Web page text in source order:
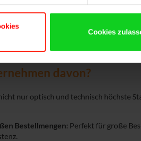
Cookies
Kritische Komponenten wie Akkus
aufgearbeitet. Displays haben
matte Lackierung für ein neuwertiges
vollständiger Überholung wird jedes
versehen.
davon?
nur optisch und technisch höchste
Bestellmengen: Perfekt für große